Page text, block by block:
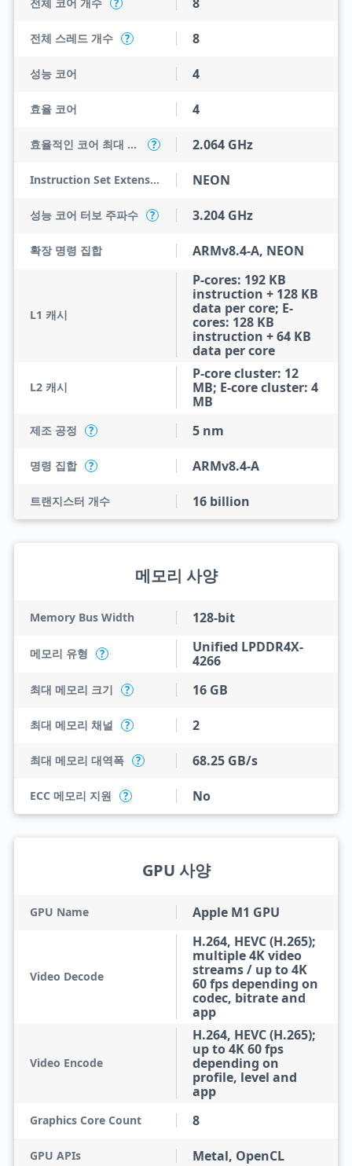
?
전체 스레드 개수 ? 8
성능 코어 4
효율 코어 4
효율적인 코어 최대 터보 주파수 ? 2.064 GHz
Instruction Set Extensions NEON
성능 코어 터보 주파수 ? 3.204 GHz
확장 명령 집합 ARMv8.4-A, NEON
L1 캐시
P-cores: 192 KB
instruction + 128 KB
data per core; E-
cores: 128 KB
instruction + 64 KB
data per core
L2 캐시
P-core cluster: 12
MB; E-core cluster: 4
MB
제조 공정 ? 5 nm
명령 집합 ? ARMv8.4-A
트랜지스터 개수 16 billion
메모리 사양
Memory Bus Width 128-bit
메모리 유형 ?
Unified LPDDR4X-
4266
최대 메모리 크기 ? 16 GB
최대 메모리 채널 ? 2
최대 메모리 대역폭 ? 68.25 GB/s
ECC 메모리 지원 ? No
GPU 사양
GPU Name Apple M1 GPU
Video Decode
H.264, HEVC (H.265);
multiple 4K video
streams / up to 4K
60 fps depending on
codec, bitrate and
app
Video Encode
H.264, HEVC (H.265);
up to 4K 60 fps
depending on
profile, level and
app
Graphics Core Count 8
GPU APIs Metal, OpenCL